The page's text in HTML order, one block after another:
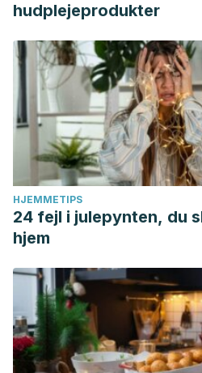
hudplejeprodukter
HJEMMETIPS
24 fejl i julepynten, du
hjem